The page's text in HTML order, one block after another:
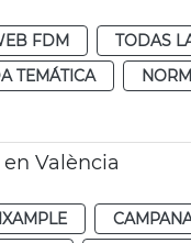
FDM
TODAS
TEMÁTICA
València